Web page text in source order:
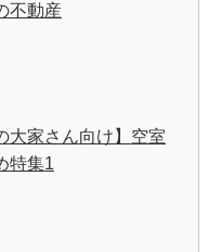
不動産
大家さん向け】空室
特集1